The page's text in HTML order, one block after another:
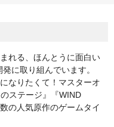
れる、ほんとうに面白い
に取り組んでいます。
なりたくて！マスターオ
ステージ』『WIND
の人気原作のゲームタイ